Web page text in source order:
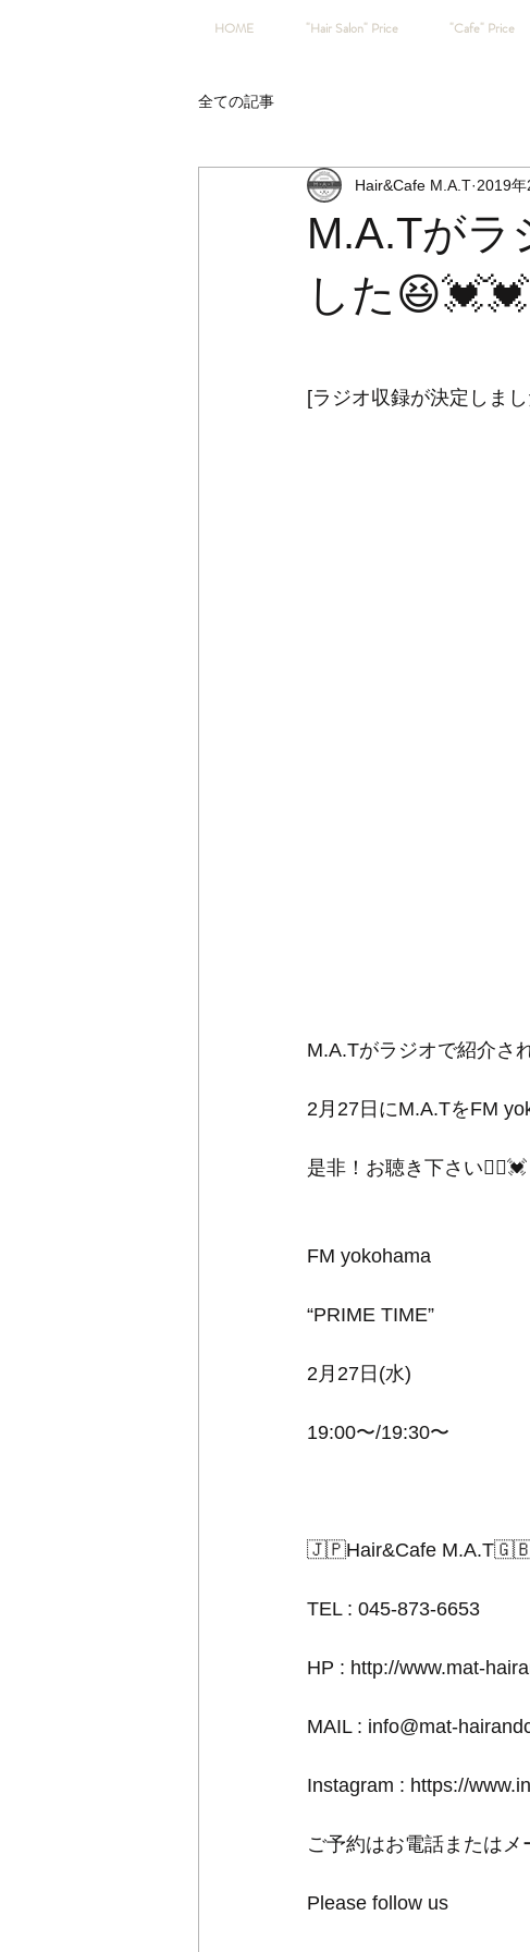
HOME "Hair Salon" Price "Cafe" Price
全ての記事
M.A.Tがラ
した😆💓💓
Hair&Cafe M.A.T 2019年
[ラジオ収録が決定しま
M.A.Tがラジオで紹介さ
2月27日にM.A.TをFM
是非！お聴き下さい🙆‍♀️💓
FM yokohama
“PRIME TIME”
2月27日(水)
19:00〜/19:30〜
🇯🇵Hair&Cafe
TEL : 045-873-6653
HP : http://www.mat-
MAIL : info@mat-
Instagram : https://
ご予約はお電話またはメ
Please follow us